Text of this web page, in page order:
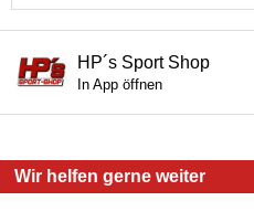
HP´s Sport Shop
In App öffnen
Wir helfen gerne weiter